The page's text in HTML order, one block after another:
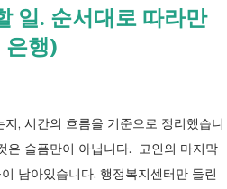
함께 거주한다는 이유만으로 장애인연
많은 분들이 이번 업무계획에 포함된
기준이 서로 다릅니다. 구분 장애인
...
일. 순서대로 따라만
은행)
, 시간의 흐름을 기준으로 정리했습니
은 슬픔만이 아닙니다. 고인의 마지막
남아있습니다. 행정복지센터만 들린